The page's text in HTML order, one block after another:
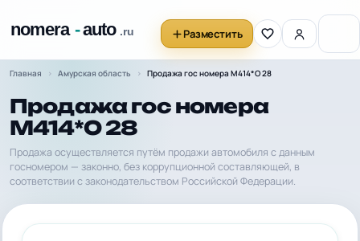
Разместить
Главная Амурская область Продажа гос номера М414*О 28
Продажа гос номера
М414*О 28
Продажа осуществляется путём продажи автомобиля с данным
госномером — законно, без коррупционной составляющей, в
соответствии с законодательством Российской Федерации.